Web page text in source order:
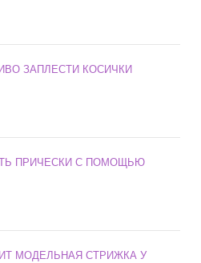
ЗАПЛЕСТИ КОСИЧКИ
ПРИЧЕСКИ С ПОМОЩЬЮ
МОДЕЛЬНАЯ СТРИЖКА У